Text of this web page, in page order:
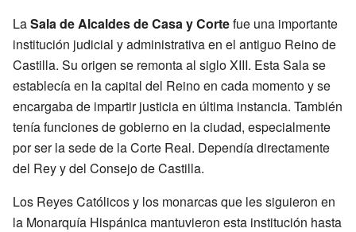
LaSala de Alcaldes de Casa y Cortefue una importante
institución judicial y administrativa en el antiguo Reino de
Castilla. Su origen se remonta al siglo XIII. Esta Sala se
establecía en la capital del Reino en cada momento y se
encargaba de impartir justicia en última instancia. También
tenía funciones de gobierno en la ciudad, especialmente
por ser la sede de la Corte Real. Dependía directamente
del Rey y del Consejo de Castilla.
Los Reyes Católicos y los monarcas que les siguieron en
la Monarquía Hispánica mantuvieron esta institución hasta